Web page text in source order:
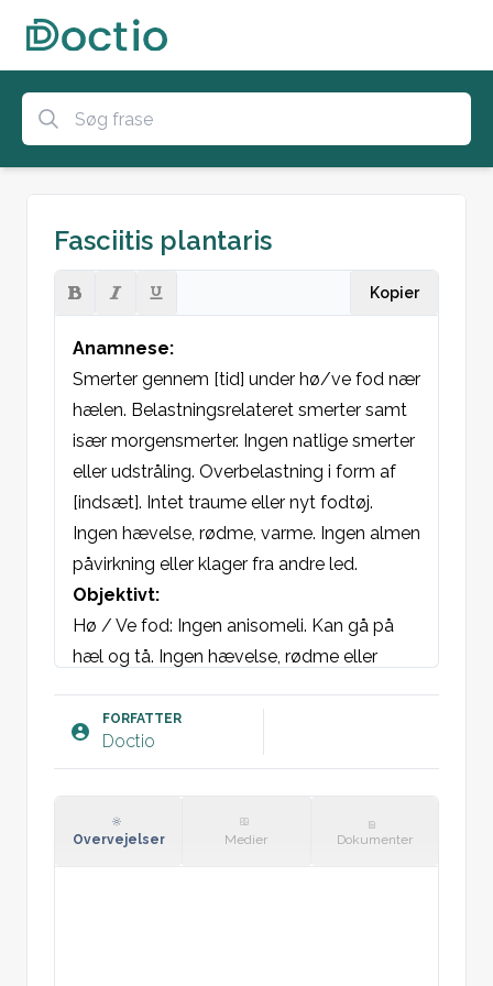
Fasciitis plantaris
Kopier
Anamnese:
Smerter gennem [tid] under hø/ve fod nær
hælen. Belastningsrelateret smerter samt
især morgensmerter. Ingen natlige smerter
eller udstråling. Overbelastning i form af
[indsæt]. Intet traume eller nyt fodtøj.
Ingen hævelse, rødme, varme. Ingen almen
påvirkning eller klager fra andre led.
Objektivt:
Hø / Ve fod: Ingen anisomeli. Kan gå på
hæl og tå. Ingen hævelse, rødme eller
ømhed svt. tuber calcanei. Resterende del
af fod uøm både direkte og indirekte.
FORFATTER
Doctio
Overvejelser Medier Dokumenter